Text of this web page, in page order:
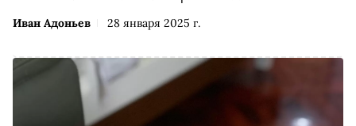
Иван Адоньев 28 января 2025 г.